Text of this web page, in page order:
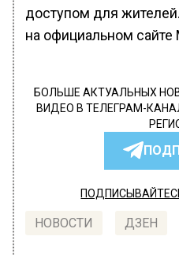
доступом для
на официальном
БОЛЬШЕ АКТУАЛЬНЫХ
ВИДЕО В ТЕЛЕГРАМ-
НОВОСТИ ДЗЕН